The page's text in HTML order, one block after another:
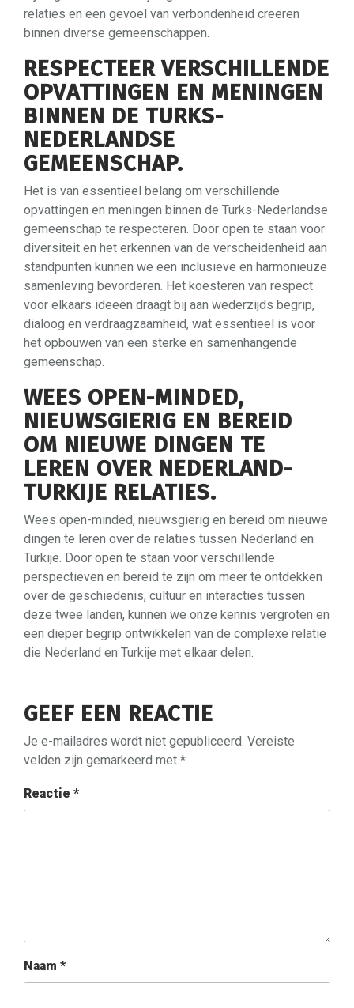
relaties en een gevoel van verbondenheid creëren
binnen diverse gemeenschappen.
RESPECTEER VERSCHILLENDE
OPVATTINGEN EN MENINGEN
BINNEN DE TURKS-
NEDERLANDSE
GEMEENSCHAP.
Het is van essentieel belang om verschillende
opvattingen en meningen binnen de Turks-Nederlandse
gemeenschap te respecteren. Door open te staan voor
diversiteit en het erkennen van de verscheidenheid aan
standpunten kunnen we een inclusieve en harmonieuze
samenleving bevorderen. Het koesteren van respect
voor elkaars ideeën draagt bij aan wederzijds begrip,
dialoog en verdraagzaamheid, wat essentieel is voor
het opbouwen van een sterke en samenhangende
gemeenschap.
WEES OPEN-MINDED,
NIEUWSGIERIG EN BEREID
OM NIEUWE DINGEN TE
LEREN OVER NEDERLAND-
TURKIJE RELATIES.
Wees open-minded, nieuwsgierig en bereid om nieuwe
dingen te leren over de relaties tussen Nederland en
Turkije. Door open te staan voor verschillende
perspectieven en bereid te zijn om meer te ontdekken
over de geschiedenis, cultuur en interacties tussen
deze twee landen, kunnen we onze kennis vergroten en
een dieper begrip ontwikkelen van de complexe relatie
die Nederland en Turkije met elkaar delen.
GEEF EEN REACTIE
Je e-mailadres wordt niet gepubliceerd. Vereiste
velden zijn gemarkeerd met *
Reactie *
Naam *